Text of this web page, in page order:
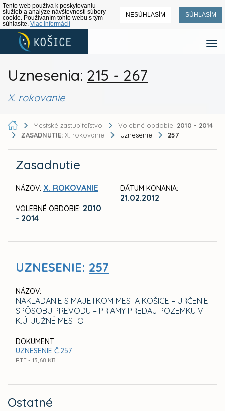
Tento web používa k poskytovaniu
služieb a analýze návštevnosti súbory
cookie. Používaním tohto webu s tým
súhlasíte. Viac informácií
NESÚHLASÍM SÚHLASÍM
Uznesenia: 215 - 267
X. rokovanie
Mestské zastupiteľstvo Volebné obdobie: 2010 - 2014
ZASADNUTIE: X. rokovanie Uznesenie 257
Zasadnutie
NÁZOV: X. ROKOVANIE
VOLEBNÉ OBDOBIE: 2010
- 2014
DÁTUM KONANIA:
21.02.2012
UZNESENIE: 257
NÁZOV:
NAKLADANIE S MAJETKOM MESTA KOŠICE – URČENIE
SPÔSOBU PREVODU – PRIAMY PREDAJ POZEMKU V
K.Ú. JUŽNÉ MESTO
DOKUMENT:
UZNESENIE Č.257
RTF - 13,68 KB
Ostatné